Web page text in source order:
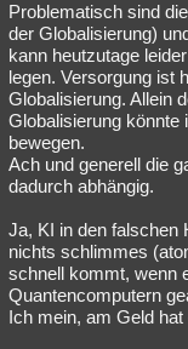
Problematisch sind
der Globalisierung)
kann heutzutage
legen. Versorgung ist
Globalisierung. Allein
Globalisierung könnte
bewegen.
Ach und generell die
dadurch abhängig.
Ja, KI in den falschen
nichts schlimmes
schnell kommt, wenn
Quantencomputern
Ich mein, am Geld